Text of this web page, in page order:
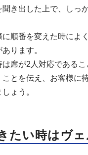
き出した上で、しっ
順番を変えた時によ
ります。
は席が2人対応である
とを伝え、お客様に
ょう。
たい時はヴェ